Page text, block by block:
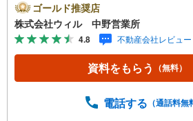
すっきりとした玄関に！◆客間や
としても利用可能な和室有り！◆
毎日のお料理が楽しくなりますね
り！◆居室に収納が設けられてお
有効的に使えます！◆水回りが
事の効率アップ！◆お洗濯物や
10:00～19:00】上記時間はお電
ゴールド推奨店
株式会社ウィル 中野営業所
4.8 不動産会社レビュ
資料をもらう （無料）
電話する （通話料無